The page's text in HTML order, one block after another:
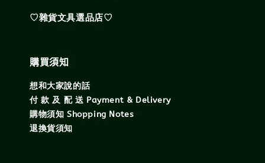
♡雜貨文具選品店♡
購買須知
想和大家說的話
付 款 及 配 送 Payment & Delivery
購物須知 Shopping Notes
退換貨須知